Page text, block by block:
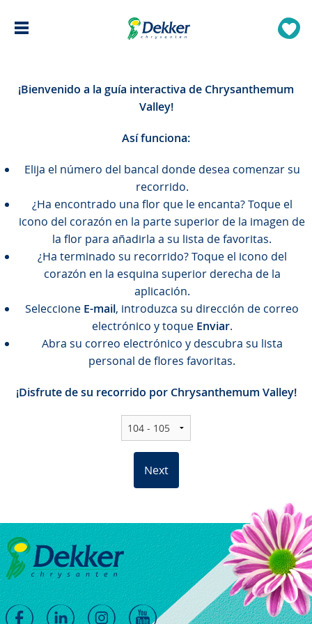
¡Bienvenido a la guía interactiva de Chrysanthemum
Valley!
Así funciona:
Elija el número del bancal donde desea comenzar su
recorrido.
¿Ha encontrado una flor que le encanta? Toque el
icono del corazón en la parte superior de la imagen de
la flor para añadirla a su lista de favoritas.
¿Ha terminado su recorrido? Toque el icono del
corazón en la esquina superior derecha de la
aplicación.
Seleccione E-mail, introduzca su dirección de correo
electrónico y toque Enviar.
Abra su correo electrónico y descubra su lista
personal de flores favoritas.
¡Disfrute de su recorrido por Chrysanthemum Valley!
Next